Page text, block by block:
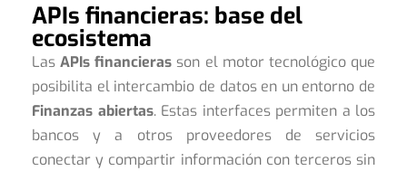
APIs financieras: base del
ecosistema
LasAPIs financieras son el motor tecnológico que
posibilita el intercambio de datos en un entorno de
Finanzas abiertas. Estas interfaces permiten a los
bancos y a otros proveedores de servicios
conectar y compartir información con terceros sin